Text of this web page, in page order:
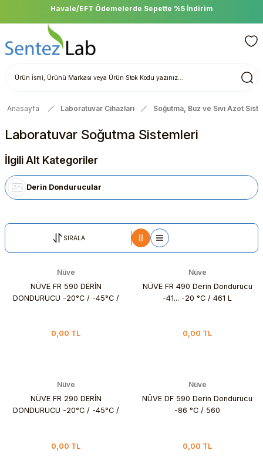
Havale/EFT Ödemelerde Sepette %5 İndirim
Anasayfa Laboratuvar Cihazları Soğutma, Buz ve Sıvı Azot
Laboratuvar Soğutma Sistemleri
İlgili Alt Kategoriler
Derin Dondurucular
SIRALA
Nüve
NÜVE FR 590 DERİN
DONDURUCU -20°C / -45°C /
0,00 TL
Nüve
NÜVE FR 490 Derin Dondurucu
-41... -20 °C / 461 L
0,00 TL
Nüve
NÜVE FR 290 DERİN
DONDURUCU -20°C / -45°C /
0,00 TL
Nüve
NÜVE DF 590 Derin Dondurucu
-86 °C / 560
0,00 TL